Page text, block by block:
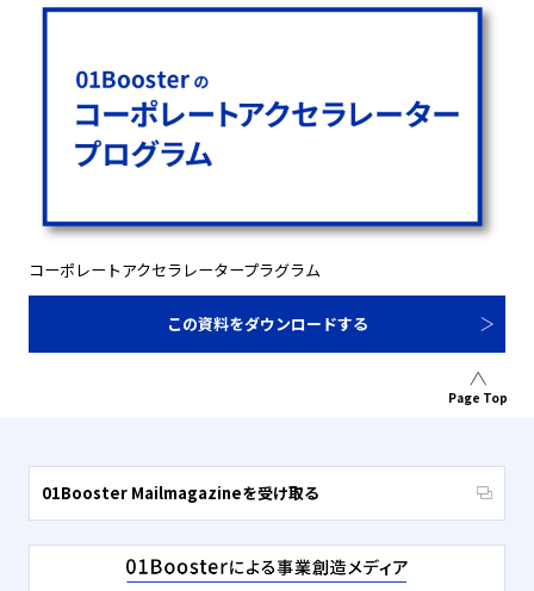
コーポレートアクセラレータープラグラム
この資料をダウンロードする
Page Top
01Booster Mailmagazineを受け取る